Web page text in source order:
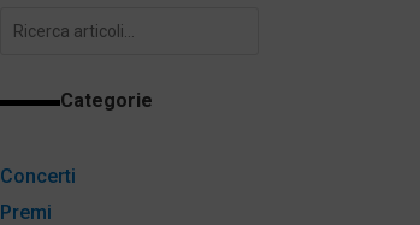
Categorie
Premi
Concerti